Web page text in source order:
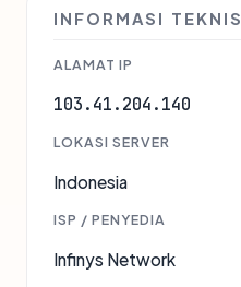
INFORMASI TEKNIS
ALAMAT IP
103.41.204.140
LOKASI SERVER
Indonesia
ISP / PENYEDIA
Infinys Network